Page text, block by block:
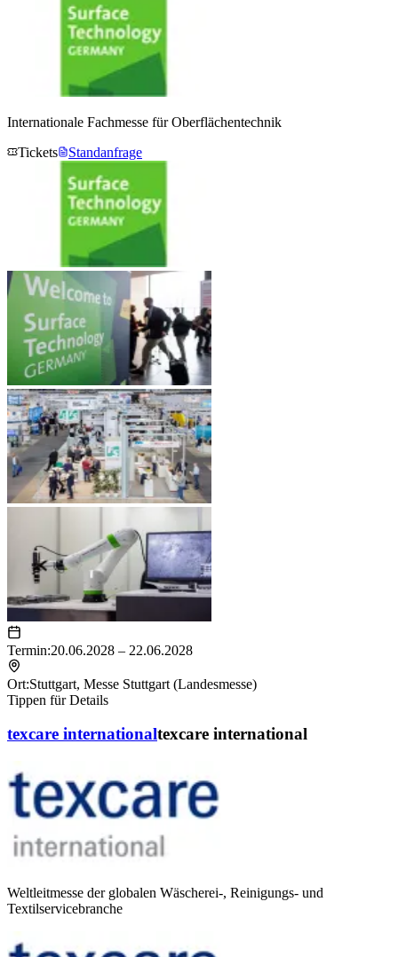
Internationale Fachmesse für Oberflächentechnik
Tickets
Standanfrage
Termin:20.06.2028 – 22.06.2028
Ort:Stuttgart, Messe Stuttgart (Landesmesse)
Tippen für Details
texcare internationaltexcare international
Weltleitmesse der globalen Wäscherei-, Reinigungs- und
Textilservicebranche